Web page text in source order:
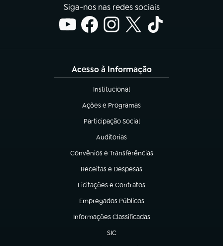
Siga-nos nas redes sociais
Acesso à Informação
Institucional
(abre em nova aba)
Ações e Programas
(abre em nova aba)
Participação Social
(abre em nova aba)
Auditorias
(abre em nova aba)
Convênios e Transferências
(abre em nova aba)
Receitas e Despesas
(abre em nova aba)
Licitações e Contratos
(abre em nova aba)
Empregados Públicos
(abre em nova aba)
Informações Classificadas
(abre em nova aba)
SIC
(abre em nova aba)